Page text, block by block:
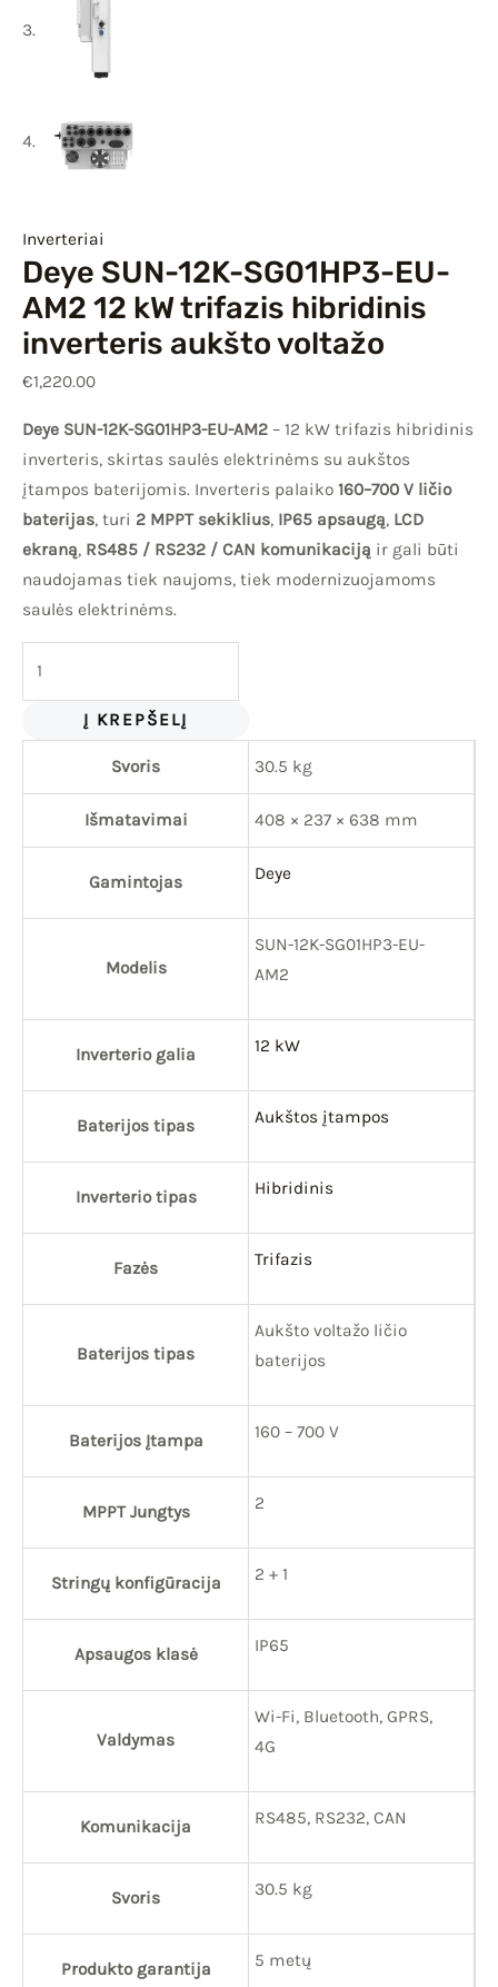
Inverteriai
Deye SUN-12K-SG01HP3-EU-
AM2 12 kW trifazis hibridinis
inverteris aukšto voltažo
€1,220.00
Deye SUN-12K-SG01HP3-EU-AM2 – 12 kW trifazis hibridinis
inverteris, skirtas saulės elektrinėms su aukštos
įtampos baterijomis. Inverteris palaiko 160–700 V ličio
baterijas, turi 2 MPPT sekiklius, IP65 apsaugą, LCD
ekraną, RS485 / RS232 / CAN komunikaciją ir gali būti
naudojamas tiek naujoms, tiek modernizuojamoms
saulės elektrinėms.
Į KREPŠELĮ
Svoris 30.5 kg
Išmatavimai 408 × 237 × 638 mm
Gamintojas Deye
Modelis
SUN-12K-SG01HP3-EU-
AM2
Inverterio galia 12 kW
Baterijos tipas Aukštos įtampos
Inverterio tipas Hibridinis
Fazės Trifazis
Baterijos tipas
Aukšto voltažo ličio
baterijos
Baterijos Įtampa 160 – 700 V
MPPT Jungtys 2
Stringų konfigūracija 2 + 1
Apsaugos klasė IP65
Valdymas
Wi-Fi, Bluetooth, GPRS,
4G
Komunikacija RS485, RS232, CAN
Svoris 30.5 kg
Produkto garantija 5 metų